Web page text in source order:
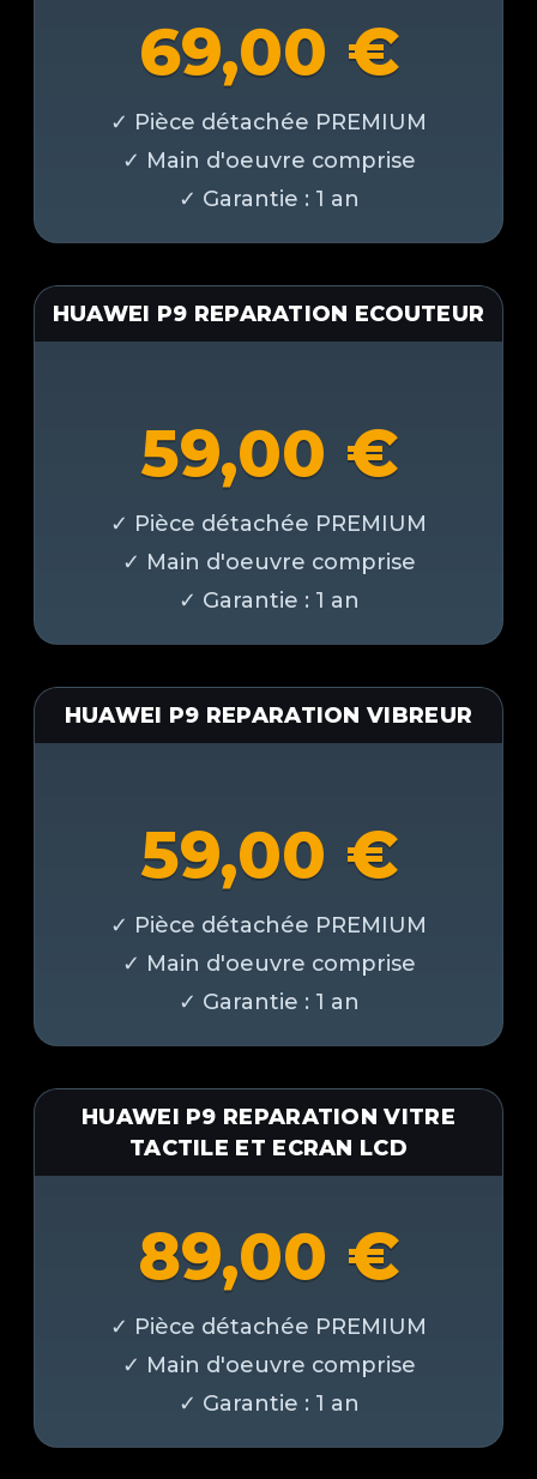
69,00 €
HUAWEI P9 REPARATION ECOUTEUR
59,00 €
HUAWEI P9 REPARATION VIBREUR
59,00 €
HUAWEI P9 REPARATION VITRE
TACTILE ET ECRAN LCD
89,00 €